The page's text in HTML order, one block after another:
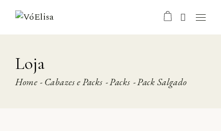
Loja
Home Cabazes e Packs Packs Pack Salgado